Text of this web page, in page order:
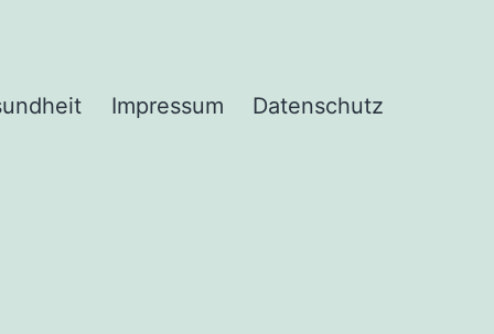
Impressum Datenschutz